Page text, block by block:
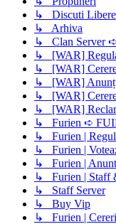
↳ Discuti Libere
↳ Arhiva
↳ Clan Server
↳ [WAR]
↳ [WAR]
↳ [WAR]
↳ [WAR]
↳ [WAR]
↳ Furien ➪
↳ Furien |
↳ Furien |
↳ Furien |
↳ Furien | Staff
↳ Staff Server
↳ Buy Vip
↳ Furien |